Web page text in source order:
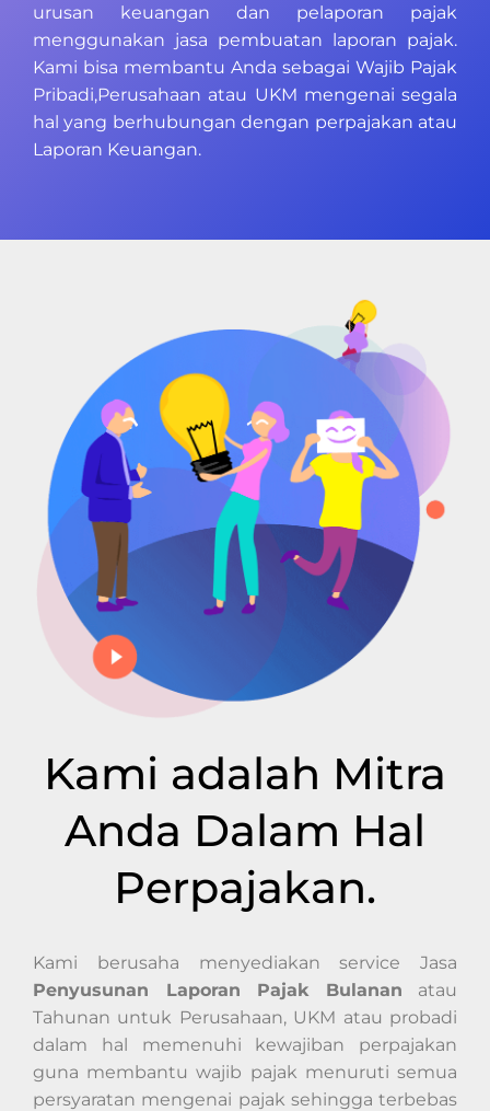
urusan keuangan dan pelaporan pajak
menggunakan jasa pembuatan laporan pajak.
Kami bisa membantu Anda sebagai Wajib Pajak
Pribadi,Perusahaan atau UKM mengenai segala
hal yang berhubungan dengan perpajakan atau
Laporan Keuangan.
Kami adalah Mitra
Anda Dalam Hal
Perpajakan.
Kami berusaha menyediakan service Jasa
Penyusunan Laporan Pajak Bulanan atau
Tahunan untuk Perusahaan, UKM atau probadi
dalam hal memenuhi kewajiban perpajakan
guna membantu wajib pajak menuruti semua
persyaratan mengenai pajak sehingga terbebas